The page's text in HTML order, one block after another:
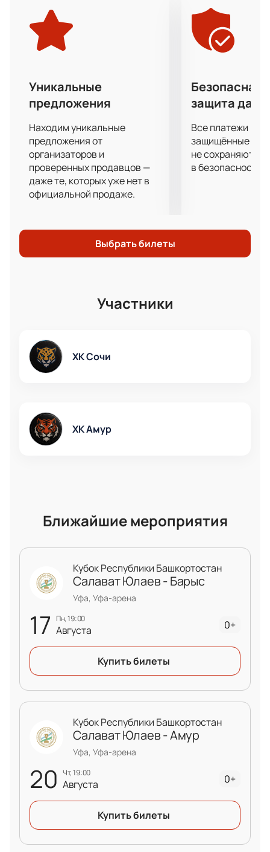
петербургским СКА.
«Амур» играет за Хабаровск. Созданный в 1957 году
клуб достаточно скоро в 1966 году стал играть на
уровне команд мастеров. На Чемпионате России в
прекрасные показатели, завоевал золото и
закрепив за собой звание Чемпиона первенства
России по хоккею среди команд Высшей лиги
чемпионата России за сезон 1995/1996.
Торопитесь купить билет на яркий матч «Сочи» -
«Амур» на нашем сайте, чтобы первыми пережить
неповторимые эмоции и узнать имя победителя.
Уникальные
предложения
Находим уникальные
предложения от
организаторов и
проверенных продавцов —
даже те, которых уже нет в
официальной продаже.
Безопасная
защита
Все платежи
защищённые
не сохраняются
в безопасности.
Выбрать билеты
Участники
ХК Сочи
ХК Амур
Ближайшие мероприятия
17 пн, 19:00
Августа
Кубок Республики Башкортостан
Салават Юлаев - Барыс
Уфа, Уфа-арена
0+
Купить билеты
20 чт, 19:00
Августа
Кубок Республики Башкортостан
Салават Юлаев - Амур
Уфа, Уфа-арена
0+
Купить билеты